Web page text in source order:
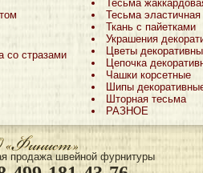
со стразами
Тесьма
Тесьма эластичная
Ткань с пайетками
Украшения
Цветы
Цепочка
Чашки корсетные
Шипы
Шторная тесьма
РАЗНОЕ
продажа швейной фурнитуры